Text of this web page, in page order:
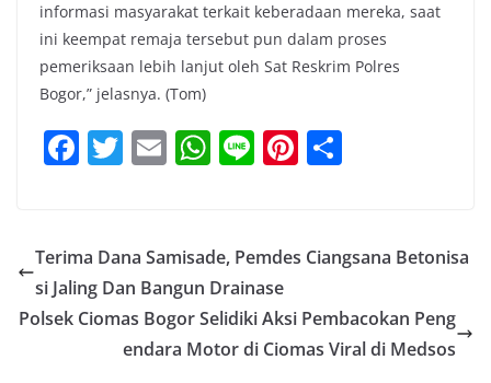
informasi masyarakat terkait keberadaan mereka, saat
ini keempat remaja tersebut pun dalam proses
pemeriksaan lebih lanjut oleh Sat Reskrim Polres
Bogor,” jelasnya. (Tom)
F
e
b
o
T
er
E
l
W
s
A
p
p
Li Pi
e e
Terima Dana Samisade, Pemdes Ciangsana Betonisa
si Jaling Dan Bangun Drainase
Polsek Ciomas Bogor Selidiki Aksi Pembacokan Peng
endara Motor di Ciomas Viral di Medsos